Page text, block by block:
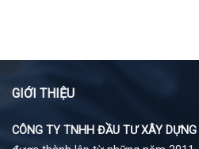
GIỚI THIỆU
CÔNG TY TNHH ĐẦU TƯ XÂY